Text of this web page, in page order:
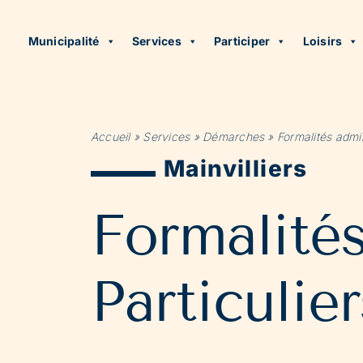
Municipalité Services Participer Loisirs
Accueil» Services» Démarches» Formalités
Mainvilliers